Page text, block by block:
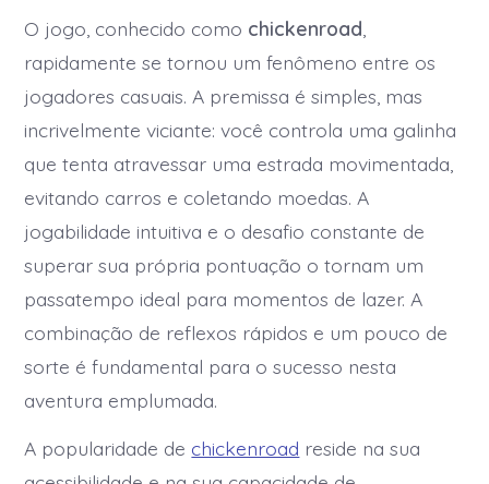
O jogo, conhecido como chickenroad
rapidamente se tornou um fenômeno entre os
jogadores casuais. A premissa é simples, mas
incrivelmente viciante: você controla uma galinha
que tenta atravessar uma estrada movimentada,
evitando carros e coletando moedas. A
jogabilidade intuitiva e o desafio constante de
superar sua própria pontuação o tornam um
passatempo ideal para momentos de lazer. A
combinação de reflexos rápidos e um pouco de
sorte é fundamental para o sucesso nesta
aventura emplumada.
A popularidade de chickenroad reside na sua